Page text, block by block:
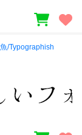
/Typographish